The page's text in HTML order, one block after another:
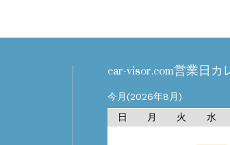
car-visor.com営業日
今月(2026年8月)
日
月 火 水